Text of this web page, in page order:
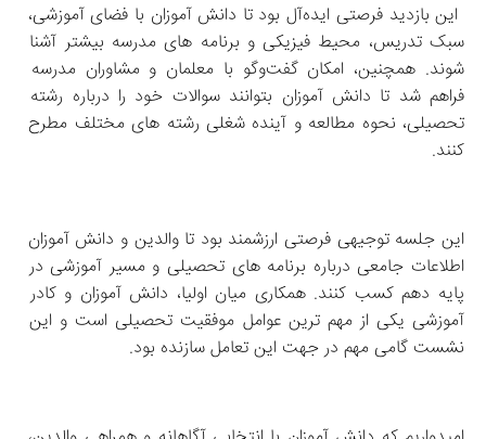
این بازدید فرصتی ایده‌آل بود تا دانش‌ آموزان با فضای آموزشی،
سبک تدریس، محیط فیزیکی و برنامه‌ های مدرسه بیشتر آشنا
شوند. همچنین، امکان گفت‌وگو با معلمان و مشاوران مدرسه
فراهم شد تا دانش‌ آموزان بتوانند سوالات خود را درباره رشته
تحصیلی، نحوه مطالعه و آینده شغلی رشته‌ های مختلف مطرح
کنند.
این جلسه توجیهی فرصتی ارزشمند بود تا والدین و دانش‌ آموزان
اطلاعات جامعی درباره برنامه‌ های تحصیلی و مسیر آموزشی در
پایه دهم کسب کنند. همکاری میان اولیا، دانش‌ آموزان و کادر
آموزشی یکی از مهم‌ ترین عوامل موفقیت تحصیلی است و این
نشست گامی مهم در جهت این تعامل سازنده بود.